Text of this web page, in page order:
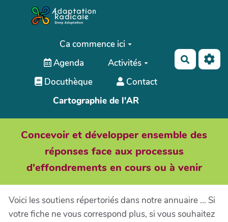
Aller au contenu principal
Ca commence ici
Agenda
Activités
Docuthèque
Contact
Cartographie de l'AR
Concevoir et développer ensemble des
réponses face aux processus
d'effondrements en cours ou à venir
Voici les soutiens répertoriés dans notre annuaire ... Si
votre fiche ne vous correspond plus, si vous souhaitez